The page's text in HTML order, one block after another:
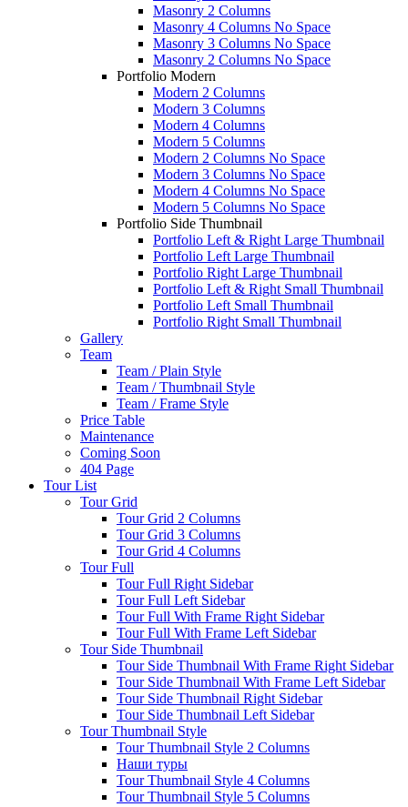
Masonry 2 Columns
Masonry 4 Columns No Space
Masonry 3 Columns No Space
Masonry 2 Columns No Space
Portfolio Modern
Modern 2 Columns
Modern 3 Columns
Modern 4 Columns
Modern 5 Columns
Modern 2 Columns No Space
Modern 3 Columns No Space
Modern 4 Columns No Space
Modern 5 Columns No Space
Portfolio Side Thumbnail
Portfolio Left & Right Large Thumbnail
Portfolio Left Large Thumbnail
Portfolio Right Large Thumbnail
Portfolio Left & Right Small Thumbnail
Portfolio Left Small Thumbnail
Portfolio Right Small Thumbnail
Gallery
Team
Team / Plain Style
Team / Thumbnail Style
Team / Frame Style
Price Table
Maintenance
Coming Soon
404 Page
Tour List
Tour Grid
Tour Grid 2 Columns
Tour Grid 3 Columns
Tour Grid 4 Columns
Tour Full
Tour Full Right Sidebar
Tour Full Left Sidebar
Tour Full With Frame Right Sidebar
Tour Full With Frame Left Sidebar
Tour Side Thumbnail
Tour Side Thumbnail With Frame Right Sidebar
Tour Side Thumbnail With Frame Left Sidebar
Tour Side Thumbnail Right Sidebar
Tour Side Thumbnail Left Sidebar
Tour Thumbnail Style
Tour Thumbnail Style 2 Columns
Наши туры
Tour Thumbnail Style 4 Columns
Tour Thumbnail Style 5 Columns